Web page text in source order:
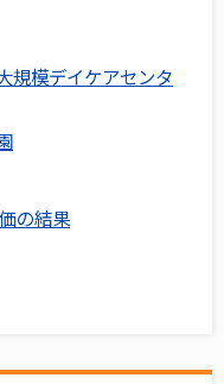
規模デイケアセンタ
の結果